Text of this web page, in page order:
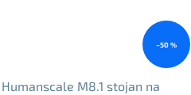
–50 %
Humanscale M8.1 stojan na